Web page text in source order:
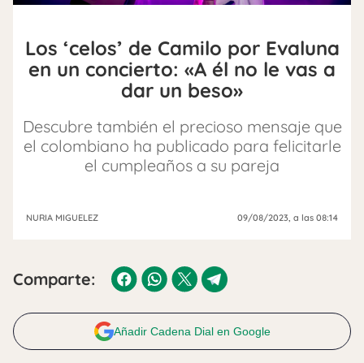
Los ‘celos’ de Camilo por Evaluna
en un concierto: «A él no le vas a
dar un beso»
Descubre también el precioso mensaje que
el colombiano ha publicado para felicitarle
el cumpleaños a su pareja
NURIA MIGUELEZ 09/08/2023, a las 08:14
Comparte:
Añadir Cadena Dial en Google